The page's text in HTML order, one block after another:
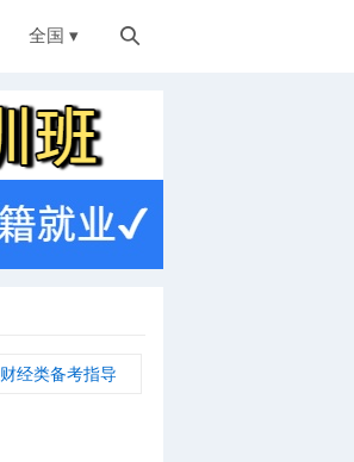

全国 ▾
财经类备考指导